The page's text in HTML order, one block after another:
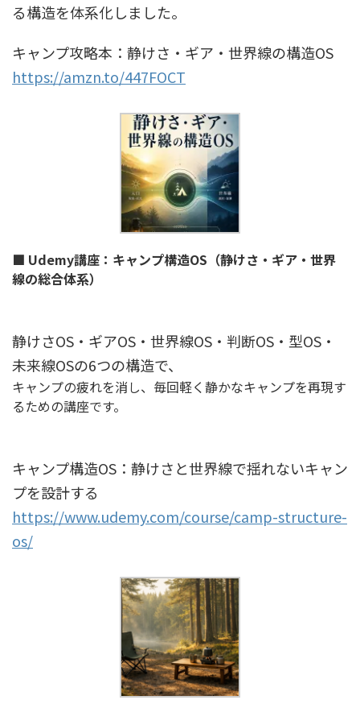
る構造を体系化しました。
キャンプ攻略本：静けさ・ギア・世界線の構造OS
https://amzn.to/447FOCT
■ Udemy講座：キャンプ構造OS（静けさ・ギア・世界
線の総合体系）
静けさOS・ギアOS・世界線OS・判断OS・型OS・
未来線OSの6つの構造で、
キャンプの疲れを消し、毎回軽く静かなキャンプを再現す
るための講座です。
キャンプ構造OS：静けさと世界線で揺れないキャン
プを設計する
https://www.udemy.com/course/camp-structure-
os/